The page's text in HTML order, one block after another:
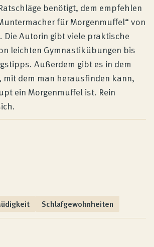
benötigt, dem empfehlen
für Morgenmuffel“ von
Die Autorin gibt viele praktische
leichten Gymnastikübungen bis
Außerdem gibt es in dem
mit dem man herausfinden kann,
ein Morgenmuffel ist. Rein
Schlafgewohnheiten